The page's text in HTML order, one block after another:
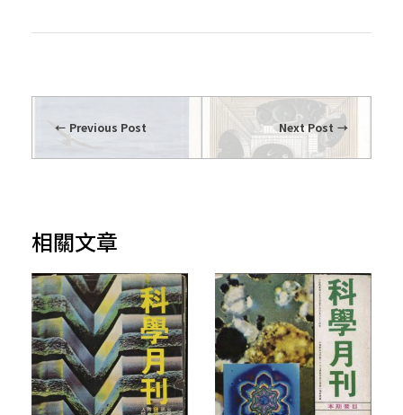
Previous Post Next Post
相關文章